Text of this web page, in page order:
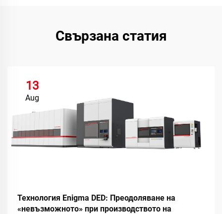
Свързана статия
13
Aug
Технология Enigma DED: Преодоляване на
«невъзможното» при производството на